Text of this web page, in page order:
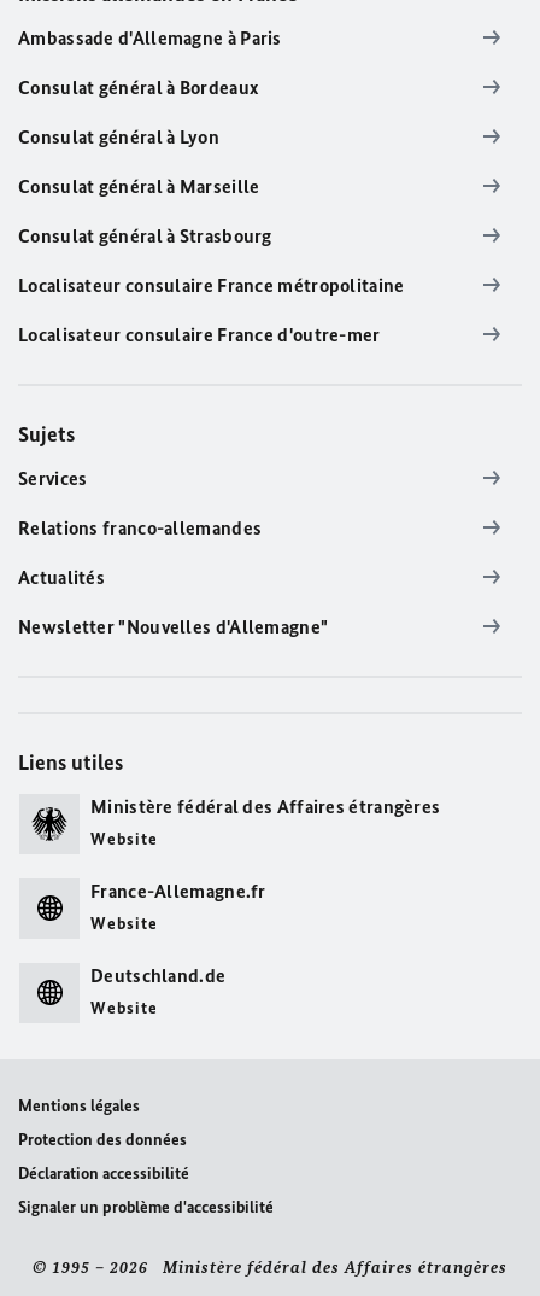
Ambassade d'Allemagne à Paris
Consulat général à Bordeaux
Consulat général à Lyon
Consulat général à Marseille
Consulat général à Strasbourg
Localisateur consulaire France métropolitaine
Localisateur consulaire France d'outre-mer
Sujets
Services
Relations franco-allemandes
Actualités
Newsletter "Nouvelles d'Allemagne"
Liens utiles
Ministère fédéral des Affaires étrangères
Website
France-Allemagne.fr
Website
Deutschland.de
Website
Mentions légales
Protection des données
Déclaration accessibilité
Signaler un problème d'accessibilité
© 1995 – 2026 Ministère fédéral des Affaires étrangères